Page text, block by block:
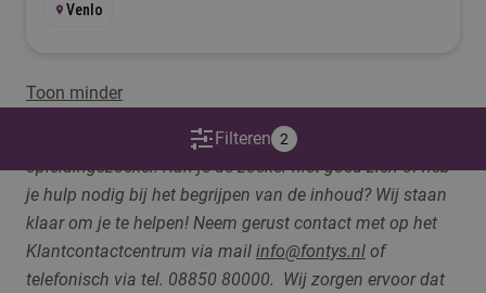
Venlo
Toon minder
Filteren 2
Op deze pagina maken we gebruik van een
opleidingszoeker. Kan je de zoeker niet goed zien of heb
je hulp nodig bij het begrijpen van de inhoud? Wij staan
klaar om je te helpen! Neem gerust contact met op het
Klantcontactcentrum via mail info@fontys.nl of
telefonisch via tel. 08850 80000. Wij zorgen ervoor dat